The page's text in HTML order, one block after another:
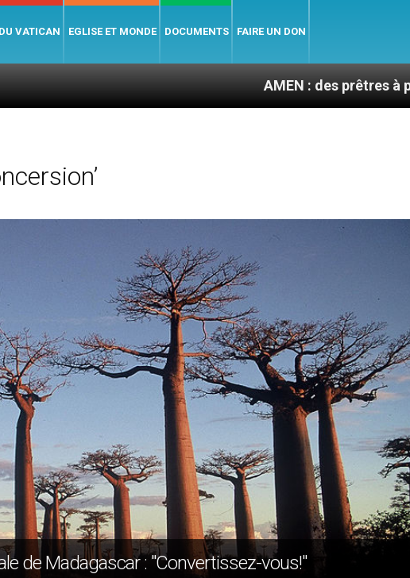
VATICAN EGLISE ET MONDE DOCUMENTS FAIRE UN DON
AMEN : des prêtres à portée de clic
de Madagascar : "Convertissez-vous!"